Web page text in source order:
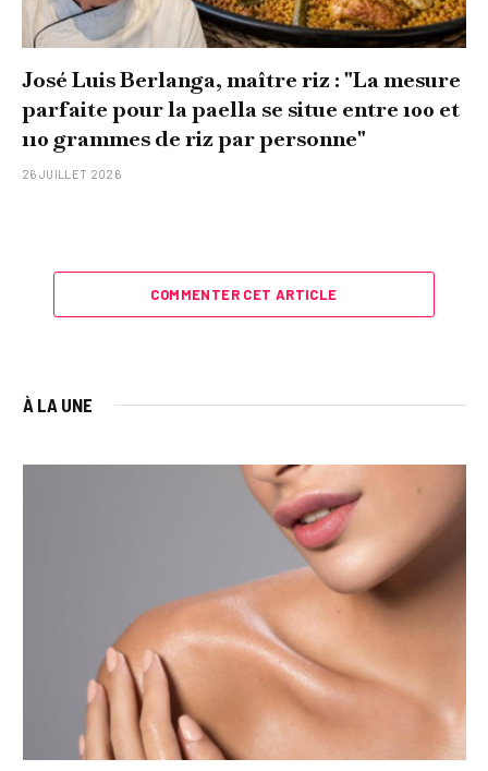
José Luis Berlanga, maître riz : "La mesure
parfaite pour la paella se situe entre 100 et
110 grammes de riz par personne"
26 JUILLET 2026
COMMENTER CET ARTICLE
À LA UNE